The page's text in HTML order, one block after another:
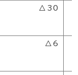
△30
△6